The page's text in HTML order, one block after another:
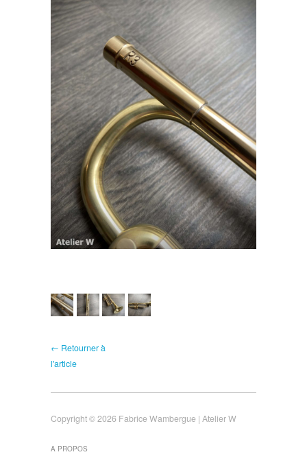
← Retourner à
l'article
Copyright © 2026 Fabrice Wambergue | Atelier W
A PROPOS